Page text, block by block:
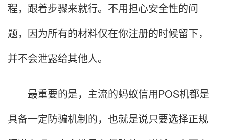
程，跟着步骤来就行。不用担心安全性的问
题，因为所有的材料仅在你注册的时候留下，
并不会泄露给其他人。
最重要的是，主流的蚂蚁信用POS机都是
具备一定防骗机制的，也就是说只要选择正规